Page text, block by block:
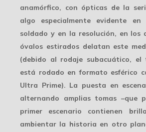
anamórfico, con ópticas de la
algo especialmente evidente
soldado y en la resolución, en los
óvalos estirados delatan este
(debido al rodaje subacuático, el
está rodado en formato esférico
Ultra Prime). La puesta en
alternando amplias tomas –que
primer escenario contienen
ambientar la historia en otro